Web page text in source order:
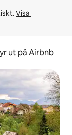
Visa
ut på Airbnb